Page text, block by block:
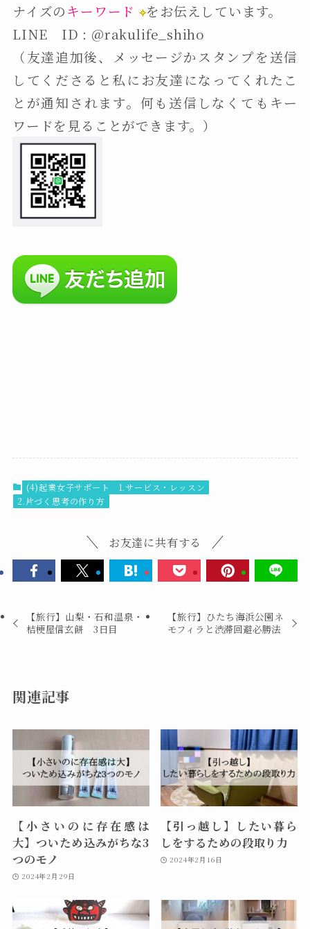
ナイズのキーワード
をお伝えしています。
LINE ID : @rakulife_shiho
（友達追加後、メッセージかスタンプを送信
してくださると私にお友達になってくれたこ
とが通知されます。何も送信しなくてもキー
ワードを見ることができます。）
(4)起業女子サポート
1.サービス・レッスン
2.片づく思考の作り方
お友達に共有する
【旅行】山梨・石和温泉・
桔梗屋信玄餅 3日目
【旅行】ひたち海浜公園ネ
モフィラと渋滞回避必勝法
関連記事
【小さいのに存在感は
大】ついため込みがちな3
つのモノ
2024年2月29日
【引っ越し】したい暮ら
しをするための段取り力
2024年2月16日